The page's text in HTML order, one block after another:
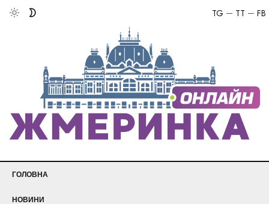
FB
TT
TG
ГОЛОВНА
НОВИНИ